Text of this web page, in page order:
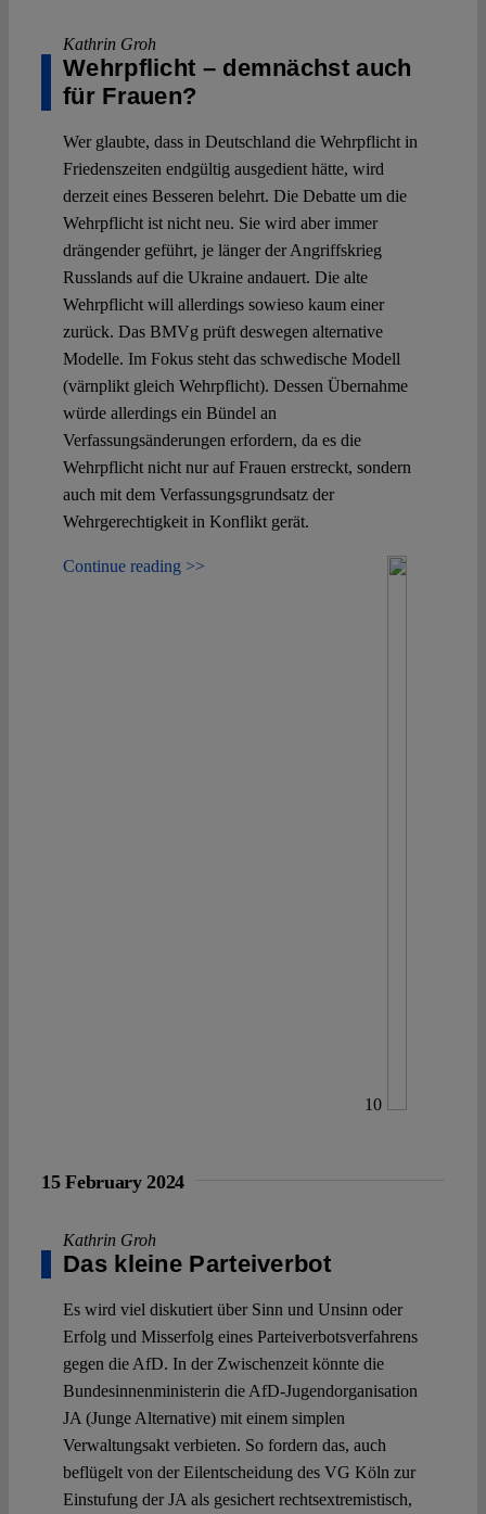
Kathrin Groh
Wehrpflicht – demnächst auch
für Frauen?
Wer glaubte, dass in Deutschland die Wehrpflicht in
Friedenszeiten endgültig ausgedient hätte, wird
derzeit eines Besseren belehrt. Die Debatte um die
Wehrpflicht ist nicht neu. Sie wird aber immer
drängender geführt, je länger der Angriffskrieg
Russlands auf die Ukraine andauert. Die alte
Wehrpflicht will allerdings sowieso kaum einer
zurück. Das BMVg prüft deswegen alternative
Modelle. Im Fokus steht das schwedische Modell
(värnplikt gleich Wehrpflicht). Dessen Übernahme
würde allerdings ein Bündel an
Verfassungsänderungen erfordern, da es die
Wehrpflicht nicht nur auf Frauen erstreckt, sondern
auch mit dem Verfassungsgrundsatz der
Wehrgerechtigkeit in Konflikt gerät.
Continue reading >>
10
15 February 2024
Kathrin Groh
Das kleine Parteiverbot
Es wird viel diskutiert über Sinn und Unsinn oder
Erfolg und Misserfolg eines Parteiverbotsverfahrens
gegen die AfD. In der Zwischenzeit könnte die
Bundesinnenministerin die AfD-Jugendorganisation
JA (Junge Alternative) mit einem simplen
Verwaltungsakt verbieten. So fordern das, auch
beflügelt von der Eilentscheidung des VG Köln zur
Einstufung der JA als gesichert rechtsextremistisch,